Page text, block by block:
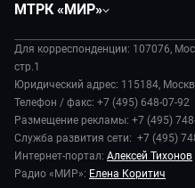
Экономика
Происшествия
В содружестве
В мире
Наука и технологии
Здоровье и медицина
Спорт
Дела судебные
Диктор делает
Игра в кино
Игра в кино. Мультфильмы
Исторический детектив
Миллион за 5 минут
МТРК «МИР»
История
Руководство
Новости компании
Пресса о нас
Карьера
Реклама
Для корреспонденции: 107076,
стр.1
Юридический адрес: 115184,
Телефон / факс: +7 (495) 648-07-92
Размещение рекламы: +7 (495)
Служба развития сети: +7 (495)
Интернет-портал: Алексей Тихонов
Радио «МИР»: Елена Коритич